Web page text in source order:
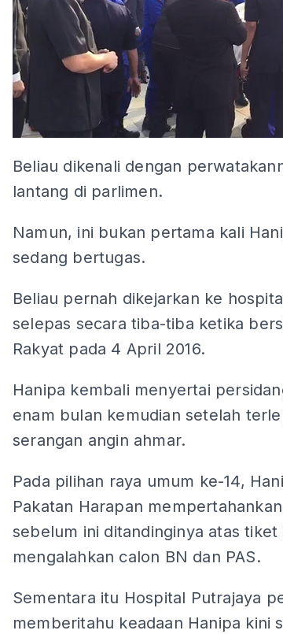
Beliau dikenali dengan
lantang di parlimen.
Namun, ini bukan pertama kali
sedang bertugas.
Beliau pernah dikejarkan ke
selepas secara tiba-tiba ketika
Rakyat pada 4 April 2016.
Hanipa kembali menyertai
enam bulan kemudian setelah
serangan angin ahmar.
Pada pilihan raya umum ke-14,
Pakatan Harapan
sebelum ini ditandinginya atas tiket
mengalahkan calon BN dan PAS.
Sementara itu Hospital Putrajaya
memberitahu keadaan Hanipa kini